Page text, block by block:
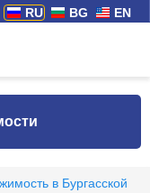
RU BG EN
в Бургасской